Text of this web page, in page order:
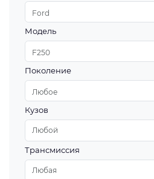
Ford
Модель
F250
Поколение
Любое
Кузов
Трансмиссия